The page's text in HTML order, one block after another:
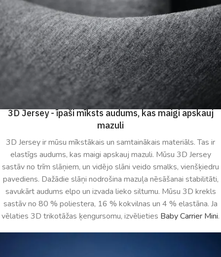
3D Jersey - īpaši mīksts audums, kas maigi apskauj
mazuli
3D Jersey ir mūsu mīkstākais un samtainākais materiāls. Tas ir
elastīgs audums, kas maigi apskauj mazuli. Mūsu 3D Jersey
sastāv no trīm slāņiem, un vidējo slāni veido smalks, vienšķiedru
pavediens. Dažādie slāņi nodrošina mazuļa nēsāšanai stabilitāti,
savukārt audums elpo un izvada lieko siltumu. Mūsu 3D krekls
sastāv no 80 % poliestera, 16 % kokvilnas un 4 % elastāna. Ja
vēlaties 3D trikotāžas ķengursomu, izvēlieties Baby Carrier Mini.